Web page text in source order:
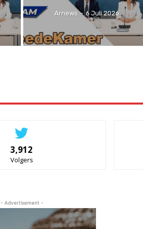
Arnews - 6 Juli 2026
3,912
Volgers
- Advertisement -